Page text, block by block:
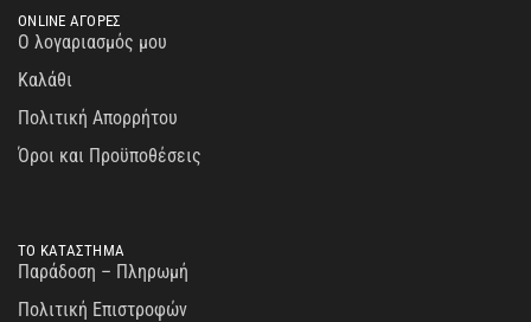
ONLINE ΑΓΟΡΕΣ
Ο λογαριασμός μου
Καλάθι
Πολιτική Απορρήτου
Όροι και Προϋποθέσεις
ΤΟ ΚΑΤΑΣΤΗΜΑ
Παράδοση – Πληρωμή
Πολιτική Επιστροφών